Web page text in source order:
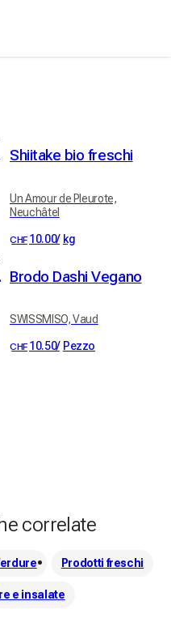
Shiitake bio freschi
Un Amour de Pleurote,
Neuchâtel
CHF 10.00/ kg
Brodo Dashi Vegano
SWISSMISO, Vaud
CHF 10.50/ Pezzo
correlate
Prodotti freschi
e insalate